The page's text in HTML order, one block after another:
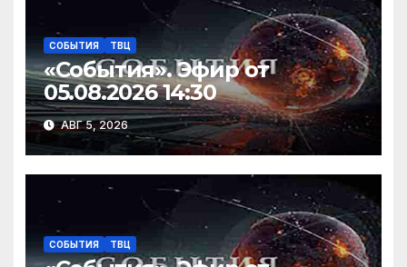
СОБЫТИЯ ТВЦ
«События». Эфир от
05.08.2026 14:30
АВГ 5, 2026
СОБЫТИЯ ТВЦ